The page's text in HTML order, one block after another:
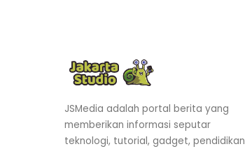
JSMedia adalah portal berita yang
memberikan informasi seputar
teknologi, tutorial, gadget, pendidikan